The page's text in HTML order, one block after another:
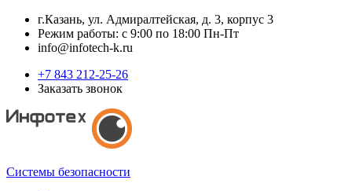
г.Казань, ул. Адмиралтейская, д. 3, корпус 3
Режим работы: с 9:00 по 18:00 Пн-Пт
info@infotech-k.ru
+7 843 212-25-26
Заказать звонок
Системы безопасности